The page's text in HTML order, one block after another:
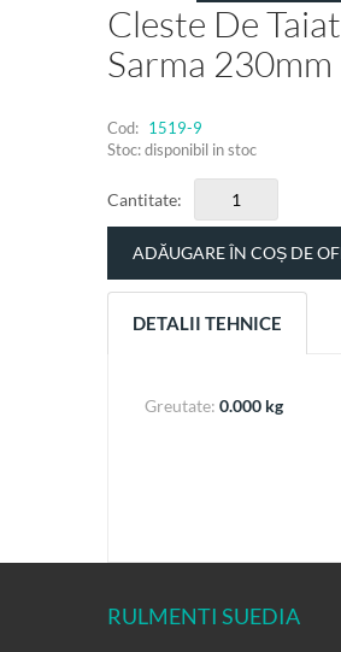
Cleste De Taiat
Sarma 230mm
Cod: 1519-9
Stoc: disponibil in stoc
Cantitate:
DETALII TEHNICE
Greutate: 0.000 kg
RULMENTI SUEDIA